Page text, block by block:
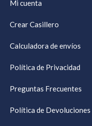
Mi cuenta
Crear Casillero
Calculadora de envíos
Política de Privacidad
Preguntas Frecuentes
Política de Devoluciones